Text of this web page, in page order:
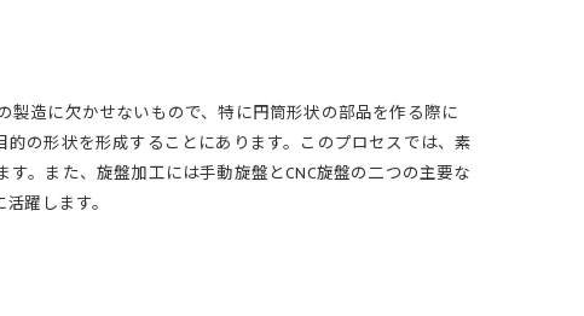
造に欠かせないもので、特に円筒形状の部品を作る際に
の形状を形成することにあります。このプロセスでは、素
。また、旋盤加工には手動旋盤とCNC旋盤の二つの主要な
躍します。